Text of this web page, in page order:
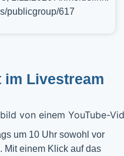
publicgroup/617
im Livestream
um 10 Uhr sowohl vor
. Mit einem Klick auf das